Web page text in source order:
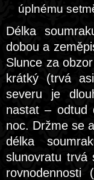
úplnému
Délka
dobou a
Slunce za
krátký (trvá
severu je
nastat – odtud
noc. Držme se
délka
slunovratu trvá